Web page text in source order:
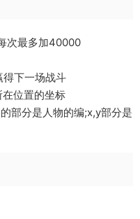
次最多加40000
下一场战斗
位置的坐标
分是人物的编;x,y部分是